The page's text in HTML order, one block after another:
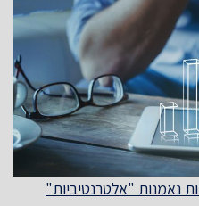
נאמנות "אלטרנטיביות"